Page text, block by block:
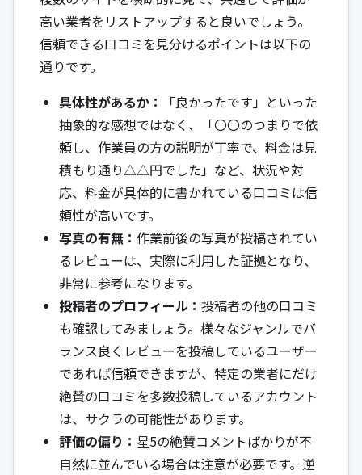
高い業者をリストアップすると良いでしょう。
信頼できる口コミを見分けるポイントは以下の
通りです。
具体性があるか：
「良かったです」といった
抽象的な感想ではなく、「〇〇のつまりで依
頼し、作業員の方の説明が丁寧で、料金は見
積もり通り△△円でした」など、状況や対
応、料金が具体的に書かれている口コミは信
頼性が高いです。
写真の有無： 作業前後の写真が投稿されてい
るレビューは、実際に利用した証拠となり、
非常に参考になります。
投稿者のプロフィール： 投稿者の他の口コミ
も確認してみましょう。様々なジャンルでバ
ランス良くレビューを投稿しているユーザー
であれば信頼できますが、特定の業者にだけ
絶賛の口コミを多数投稿しているアカウント
は、サクラの可能性があります。
評価の偏り： 星5の絶賛コメントばかりが不
自然に並んでいる場合は注意が必要です。逆